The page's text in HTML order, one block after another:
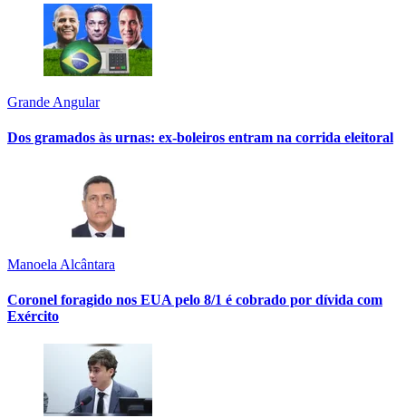
Grande Angular
Dos gramados às urnas: ex-boleiros entram na corrida eleitoral
Manoela Alcântara
Coronel foragido nos EUA pelo 8/1 é cobrado por dívida com
Exército